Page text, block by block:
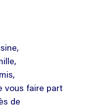
vous faire part
de